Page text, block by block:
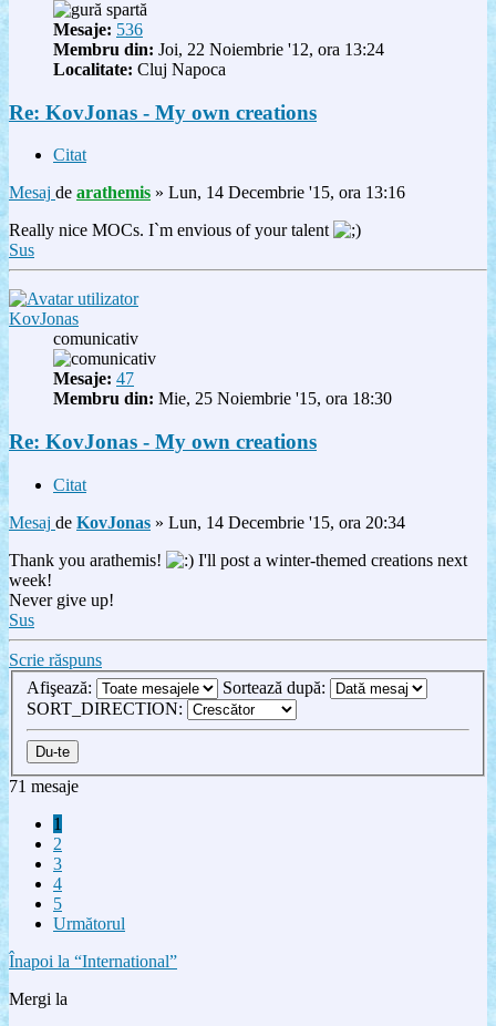
Mesaje: 536
Membru din: Joi, 22 Noiembrie '12, ora 13:24
Localitate: Cluj Napoca
Re: KovJonas - My own creations
Citat
Mesaj de arathemis » Lun, 14 Decembrie '15, ora 13:16
Really nice MOCs. I`m envious of your talent
Sus
KovJonas
comunicativ
Mesaje: 47
Membru din: Mie, 25 Noiembrie '15, ora 18:30
Re: KovJonas - My own creations
Citat
Mesaj de KovJonas » Lun, 14 Decembrie '15, ora 20:34
Thank you arathemis!
I'll post a winter-themed creations next
week!
Never give up!
Sus
Scrie răspuns
Afişează:
Sortează după:
SORT_DIRECTION:
71 mesaje
1
2
3
4
5
Următorul
Înapoi la “International”
Mergi la